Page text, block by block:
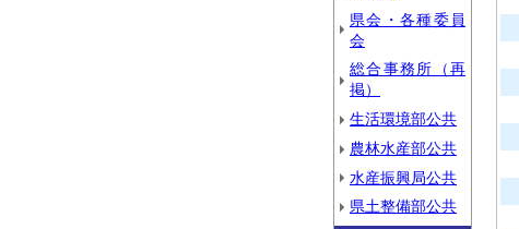
県会・各種委員
会
総合事務所（再
掲）
生活環境部公共
農林水産部公共
水産振興局公共
県土整備部公共